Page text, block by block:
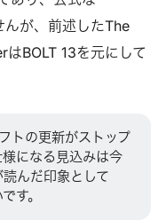
が、前述したThe
BOLT 13を元にして
トの更新がストップ
になる見込みは今
んだ印象として
す。